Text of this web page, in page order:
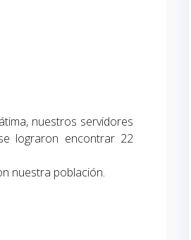
nuestros servidores
lograron encontrar 22
nuestra población.